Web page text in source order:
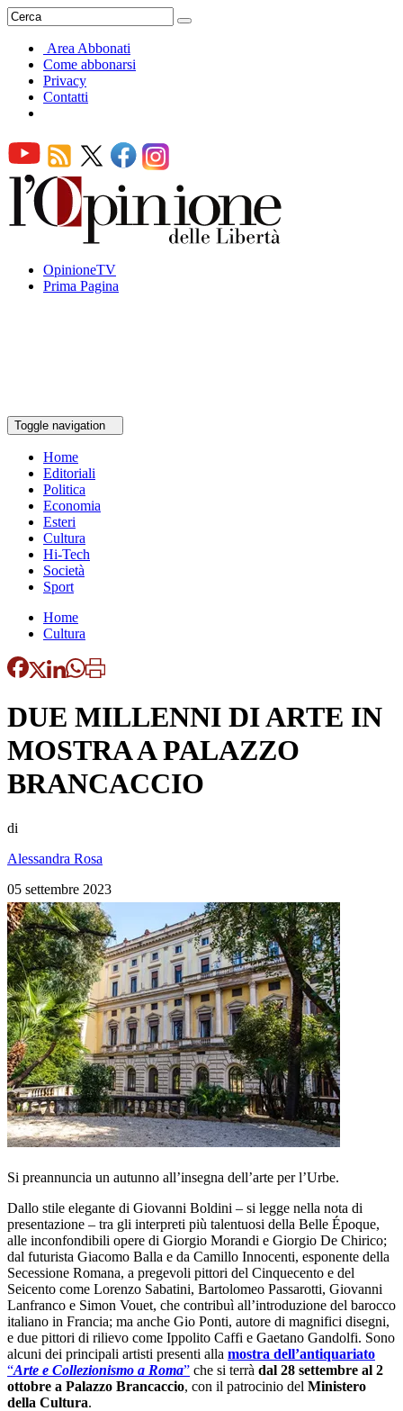
Area Abbonati
Come abbonarsi
Privacy
Contatti
OpinioneTV
Prima Pagina
Toggle navigation
Home
Editoriali
Politica
Economia
Esteri
Cultura
Hi-Tech
Società
Sport
Home
Cultura
DUE MILLENNI DI ARTE IN
MOSTRA A PALAZZO
BRANCACCIO
di
Alessandra Rosa
05 settembre 2023
Si preannuncia un autunno all’insegna dell’arte per l’Urbe.
Dallo stile elegante di Giovanni Boldini – si legge nella nota di
presentazione – tra gli interpreti più talentuosi della Belle Époque,
alle inconfondibili opere di Giorgio Morandi e Giorgio De Chirico;
dal futurista Giacomo Balla e da Camillo Innocenti, esponente della
Secessione Romana, a pregevoli pittori del Cinquecento e del
Seicento come Lorenzo Sabatini, Bartolomeo Passarotti, Giovanni
Lanfranco e Simon Vouet, che contribuì all’introduzione del barocco
italiano in Francia; ma anche Gio Ponti, autore di magnifici disegni,
e due pittori di rilievo come Ippolito Caffi e Gaetano Gandolfi. Sono
alcuni dei principali artisti presenti alla mostra dell’antiquariato
“Arte e Collezionismo a Roma” che si terrà dal 28 settembre al 2
ottobre a Palazzo Brancaccio, con il patrocinio del Ministero
della Cultura.